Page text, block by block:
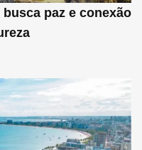
paz e conexão